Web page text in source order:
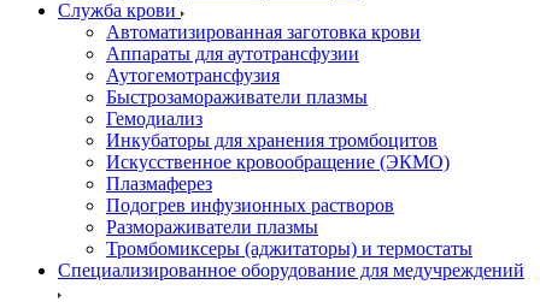
Служба крови
Автоматизированная заготовка крови
Аппараты для аутотрансфузии
Аутогемотрансфузия
Быстрозамораживатели плазмы
Гемодиализ
Инкубаторы для хранения тромбоцитов
Искусственное кровообращение (ЭКМО)
Плазмаферез
Подогрев инфузионных растворов
Размораживатели плазмы
Тромбомиксеры (аджитаторы) и термостаты
Специализированное оборудование для медучреждений